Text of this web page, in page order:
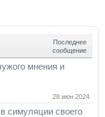
Последнее
сообщение
мнения и
28 июн 2024
симуляции своего